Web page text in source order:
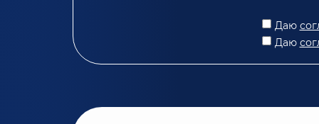
Даю
Даю